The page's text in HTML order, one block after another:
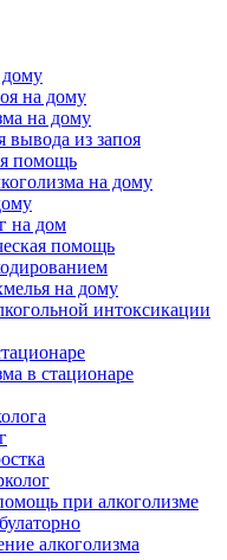
на дому
на дому
вывода из запоя
помощь
на дому
на дом
помощь
на дому
интоксикации
в стационаре
при алкоголизме
алкоголизма